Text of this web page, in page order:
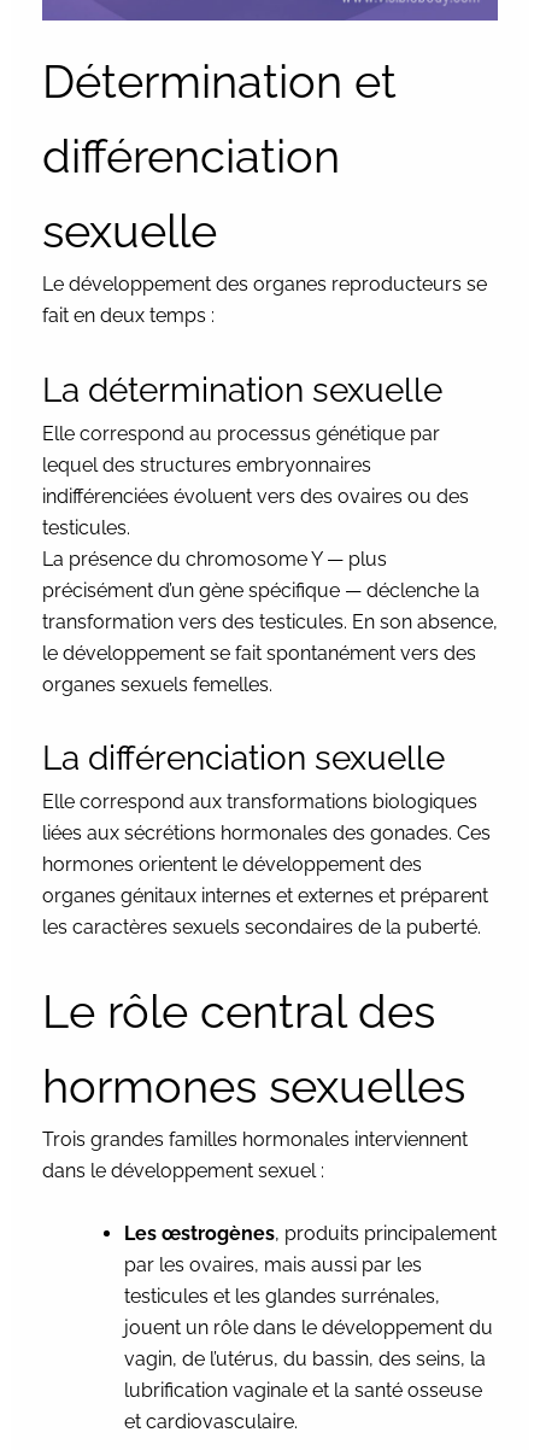
Détermination et
différenciation
sexuelle
Le développement des organes reproducteurs se
fait en deux temps :
La détermination sexuelle
Elle correspond au processus génétique par
lequel des structures embryonnaires
indifférenciées évoluent vers des ovaires ou des
testicules.
La présence du chromosome Y — plus
précisément d’un gène spécifique — déclenche la
transformation vers des testicules. En son absence,
le développement se fait spontanément vers des
organes sexuels femelles.
La différenciation sexuelle
Elle correspond aux transformations biologiques
liées aux sécrétions hormonales des gonades. Ces
hormones orientent le développement des
organes génitaux internes et externes et préparent
les caractères sexuels secondaires de la puberté.
Le rôle central des
hormones sexuelles
Trois grandes familles hormonales interviennent
dans le développement sexuel :
Les œstrogènes, produits principalement
par les ovaires, mais aussi par les
testicules et les glandes surrénales,
jouent un rôle dans le développement du
vagin, de l’utérus, du bassin, des seins, la
lubrification vaginale et la santé osseuse
et cardiovasculaire.